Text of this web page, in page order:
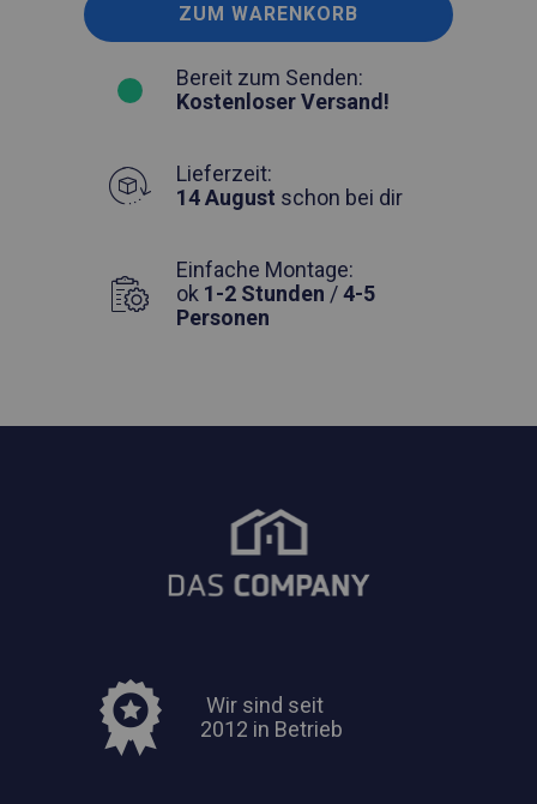
ZUM WARENKORB
Bereit zum Senden:
Kostenloser Versand!
Lieferzeit:
14 August schon bei dir
Einfache Montage:
ok 1-2 Stunden /4-5
Personen
Wir sind seit
2012 in Betrieb